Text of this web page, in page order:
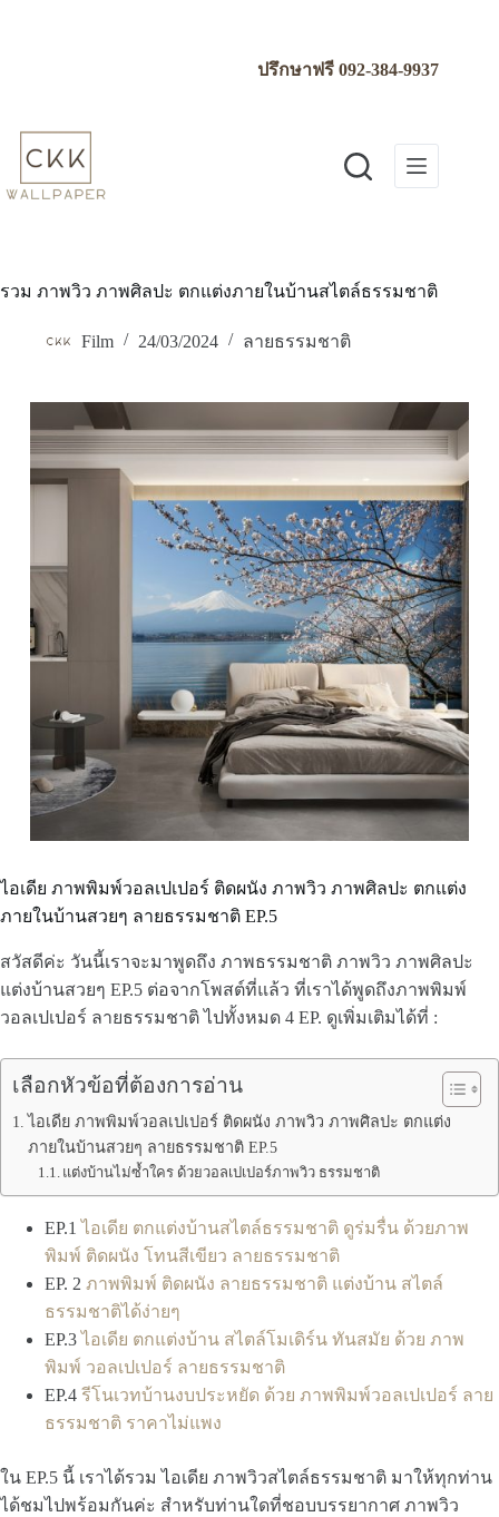
ปรึกษาฟรี092-384-9937
รวม ภาพวิว ภาพศิลปะ ตกแต่งภายในบ้านสไตล์ธรรมชาติ
Film 24/03/2024 ลายธรรมชาติ
ไอเดีย ภาพพิมพ์วอลเปเปอร์ ติดผนัง ภาพวิว ภาพศิลปะ ตกแต่ง
ภายในบ้านสวยๆ ลายธรรมชาติ EP.5
สวัสดีค่ะ วันนี้เราจะมาพูดถึง ภาพธรรมชาติ ภาพวิว ภาพศิลปะ
แต่งบ้านสวยๆ EP.5 ต่อจากโพสต์ที่แล้ว ที่เราได้พูดถึงภาพพิมพ์
วอลเปเปอร์ ลายธรรมชาติ ไปทั้งหมด 4 EP. ดูเพิ่มเติมได้ที่ :
เลือกหัวข้อที่ต้องการอ่าน
ไอเดีย ภาพพิมพ์วอลเปเปอร์ ติดผนัง ภาพวิว ภาพศิลปะ ตกแต่ง
ภายในบ้านสวยๆ ลายธรรมชาติ EP.5
แต่งบ้านไม่ซ้ำใคร ด้วยวอลเปเปอร์ภาพวิว ธรรมชาติ
EP.1ไอเดีย ตกแต่งบ้านสไตล์ธรรมชาติ ดูร่มรื่น ด้วยภาพ
พิมพ์ ติดผนัง โทนสีเขียว ลายธรรมชาติ
EP. 2 ภาพพิมพ์ ติดผนัง ลายธรรมชาติ แต่งบ้าน สไตล์
ธรรมชาติได้ง่ายๆ
EP.3ไอเดีย ตกแต่งบ้าน สไตล์โมเดิร์น ทันสมัย ด้วย ภาพ
พิมพ์ วอลเปเปอร์ ลายธรรมชาติ
EP.4 รีโนเวทบ้านงบประหยัด ด้วย ภาพพิมพ์วอลเปเปอร์ ลาย
ธรรมชาติ ราคาไม่แพง
ใน EP.5 นี้ เราได้รวม ไอเดีย ภาพวิวสไตล์ธรรมชาติ มาให้ทุกท่าน
ได้ชมไปพร้อมกันค่ะ สำหรับท่านใดที่ชอบบรรยากาศ ภาพวิว